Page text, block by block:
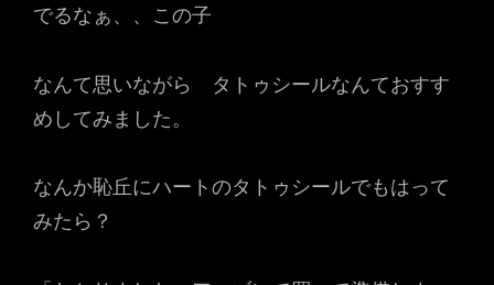
でるなぁ、、この子
なんて思いながら タトゥシールなんておすす
めしてみました。
なんか恥丘にハートのタトゥシールでもはって
みたら？